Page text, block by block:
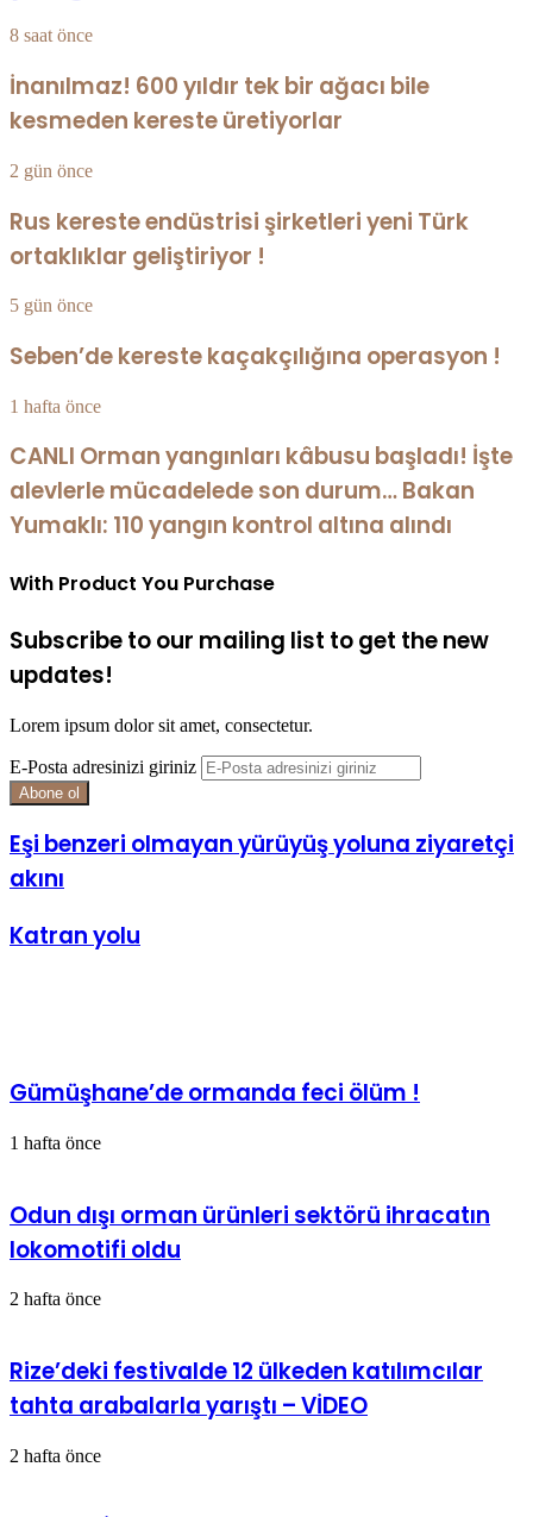
8 saat önce
İnanılmaz! 600 yıldır tek bir ağacı bile
kesmeden kereste üretiyorlar
2 gün önce
Rus kereste endüstrisi şirketleri yeni Türk
ortaklıklar geliştiriyor !
5 gün önce
Seben’de kereste kaçakçılığına operasyon !
1 hafta önce
CANLI Orman yangınları kâbusu başladı! İşte
alevlerle mücadelede son durum… Bakan
Yumaklı: 110 yangın kontrol altına alındı
With Product You Purchase
Subscribe to our mailing list to get the new
updates!
Lorem ipsum dolor sit amet, consectetur.
E-Posta adresinizi giriniz
Eşi benzeri olmayan yürüyüş yoluna ziyaretçi
akını
Katran yolu
Gümüşhane’de ormanda feci ölüm !
1 hafta önce
Odun dışı orman ürünleri sektörü ihracatın
lokomotifi oldu
2 hafta önce
Rize’deki festivalde 12 ülkeden katılımcılar
tahta arabalarla yarıştı – VİDEO
2 hafta önce